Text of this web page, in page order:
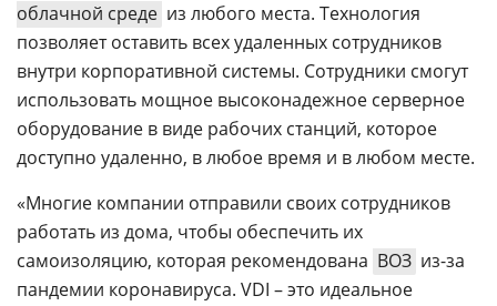
Об
издании
Реклама
Вакансии
Контакты
Max
Telegram
Дзен
VK
Rutube
облачной среде из любого места. Технология
позволяет оставить всех удаленных сотрудников
внутри корпоративной системы. Сотрудники смогут
использовать мощное высоконадежное серверное
оборудование в виде рабочих станций, которое
доступно удаленно, в любое время и в любом месте.
«Многие компании отправили своих сотрудников
работать из дома, чтобы обеспечить их
самоизоляцию, которая рекомендована ВОЗ из-за
пандемии коронавируса. VDI – это идеальное